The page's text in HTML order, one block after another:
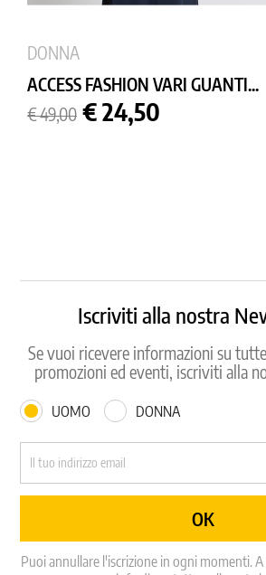
DONNA
ACCESS FASHION VARI GUANTI...
Prezzo
base
€ 49,00 Prezzo
€ 24,50
Iscriviti alla nostra
Se vuoi ricevere informazioni su
promozioni ed eventi, iscriviti alla
UOMO DONNA
Puoi annullare l'iscrizione in ogni momenti.